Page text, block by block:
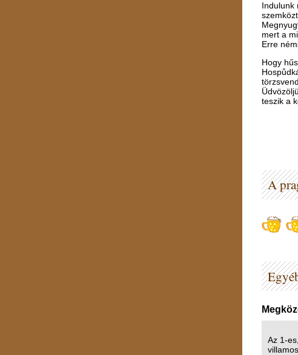
Indulunk
mert a
Erre
Hogy
teszik a
A
Az 1-